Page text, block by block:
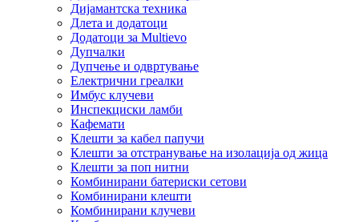
Дијамантска техника
Длета и додатоци
Додатоци за Multievo
Дупчалки
Дупчење и одвртување
Електрични греалки
Имбус клучеви
Инспекциски ламби
Кафемати
Клешти за кабел папучи
Клешти за отстранување на изолација од жица
Клешти за поп нитни
Комбинирани батериски сетови
Комбинирани клешти
Комбинирани клучеви